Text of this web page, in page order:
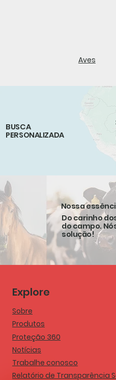
Aves
BUSCA
PERSONALIZADA
Nossa
Do carinho
do campo.
solução!
Explore
Sobre
Produtos
Proteção 360
Notícias
Trabalhe conosco
Relatório de Transparência